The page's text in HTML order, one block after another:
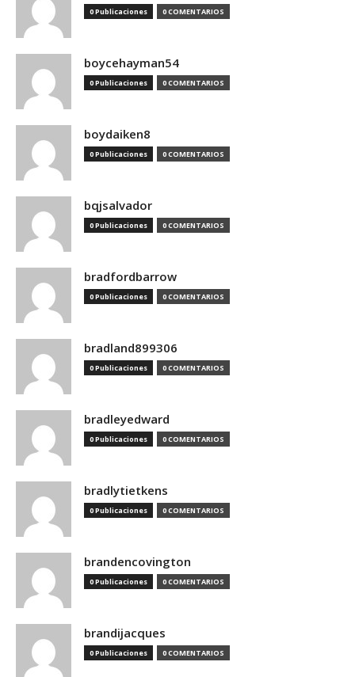
0 Publicaciones 0 COMENTARIOS
boycehayman54
0 Publicaciones 0 COMENTARIOS
boydaiken8
0 Publicaciones 0 COMENTARIOS
bqjsalvador
0 Publicaciones 0 COMENTARIOS
bradfordbarrow
0 Publicaciones 0 COMENTARIOS
bradland899306
0 Publicaciones 0 COMENTARIOS
bradleyedward
0 Publicaciones 0 COMENTARIOS
bradlytietkens
0 Publicaciones 0 COMENTARIOS
brandencovington
0 Publicaciones 0 COMENTARIOS
brandijacques
0 Publicaciones 0 COMENTARIOS